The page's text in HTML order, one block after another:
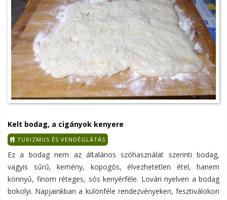
Kelt bodag, a cigányok kenyere
TURIZMUS ÉS VENDÉGLÁTÁS
Ez a bodag nem az általános szóhasználat szerinti bodag,
vagyis sűrű, kemény, kopogós, élvezhetetlen étel, hanem
könnyű, finom réteges, sós kenyérféle. Lovári nyelven a bodag
bokolyi. Napjainkban a különféle rendezvényeken, fesztiválokon